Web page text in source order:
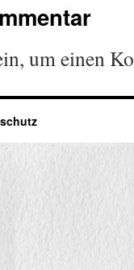
um einen